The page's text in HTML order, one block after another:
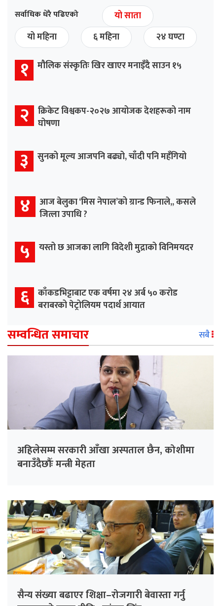
सर्वाधिक धेरै पढिएको
यो साता
यो महिना
६ महिना २४ घण्टा
१ मौलिक संस्कृतिः खिर खाएर मनाइँदै साउन १५
२ क्रिकेट विश्वकप-२०२७ आयोजक देशहरूको नाम
घोषणा
३ सुनको मूल्य आजपनि बढ्यो, चाँदी पनि महँगियो
४ आज बेलुका ‘मिस नेपाल’को ग्रान्ड फिनाले,, कसले
जित्ला उपाधि ?
५ यस्तो छ आजका लागि विदेशी मुद्राको विनिमयदर
६ काँकडभिट्टाबाट एक वर्षमा २४ अर्ब ५० करोड
बराबरको पेट्रोलियम पदार्थ आयात
सम्वन्धित समाचार सबै
अहिलेसम्म सरकारी आँखा अस्पताल छैन, कोशीमा
बनाउँदैछौँः मन्त्री मेहता
सैन्य संख्या बढाएर शिक्षा–रोजगारी बेवास्ता गर्नु